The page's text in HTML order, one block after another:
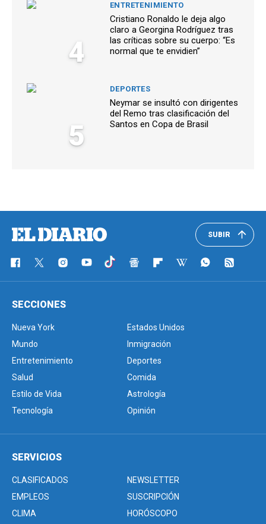
4
ENTRETENIMIENTO
Cristiano Ronaldo le deja algo
claro a Georgina Rodríguez tras
las críticas sobre su cuerpo: “Es
normal que te envidien”
5
DEPORTES
Neymar se insultó con dirigentes
del Remo tras clasificación del
Santos en Copa de Brasil
SUBIR
SECCIONES
Nueva York
Estados Unidos
Mundo
Inmigración
Entretenimiento
Deportes
Salud
Comida
Estilo de Vida
Astrología
Tecnología
Opinión
SERVICIOS
CLASIFICADOS
NEWSLETTER
EMPLEOS
SUSCRIPCIÓN
CLIMA
HORÓSCOPO